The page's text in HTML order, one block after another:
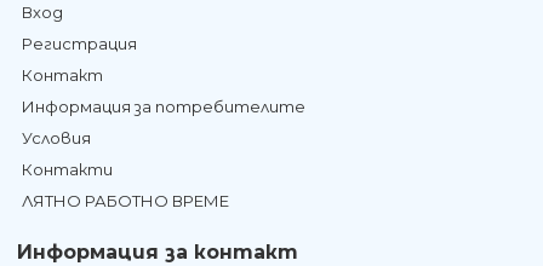
Вход
Регистрация
Контакт
Информация за потребителите
Условия
Контакти
ЛЯТНО РАБОТНО ВРЕМЕ
Информация за контакт